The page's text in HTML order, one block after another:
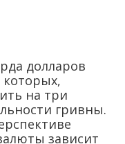
долларов
на три
гривны.
зависит